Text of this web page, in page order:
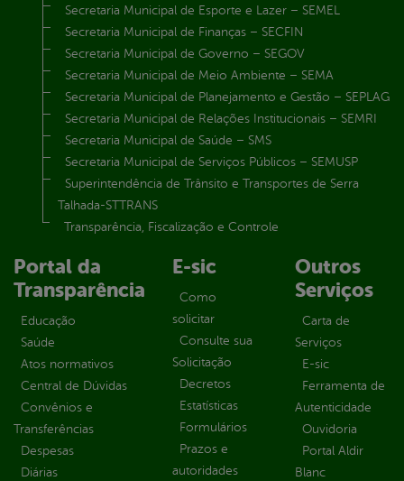
Secretaria Municipal de Esporte e Lazer – SEMEL
Secretaria Municipal de Finanças – SECFIN
Secretaria Municipal de Governo – SEGOV
Secretaria Municipal de Meio Ambiente – SEMA
Secretaria Municipal de Planejamento e Gestão – SEPLAG
Secretaria Municipal de Relações Institucionais – SEMRI
Secretaria Municipal de Saúde – SMS
Secretaria Municipal de Serviços Públicos – SEMUSP
Superintendência de Trânsito e Transportes de Serra
Talhada-STTRANS
Transparência, Fiscalização e Controle
Portal da
Transparência
Educação
Saúde
Atos normativos
Central de Dúvidas
Convênios e
Transferências
Despesas
Diárias
E-sic
Como
solicitar
Consulte sua
Solicitação
Decretos
Estatísticas
Formulários
Prazos e
autoridades
Outros
Serviços
Carta de
Serviços
E-sic
Ferramenta de
Autenticidade
Ouvidoria
Portal Aldir
Blanc